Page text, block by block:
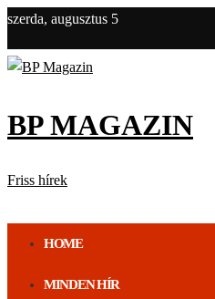
szerda, augusztus 5
BP MAGAZIN
Friss hírek
HOME
MINDEN HÍR